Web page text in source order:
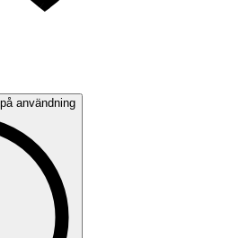
användning